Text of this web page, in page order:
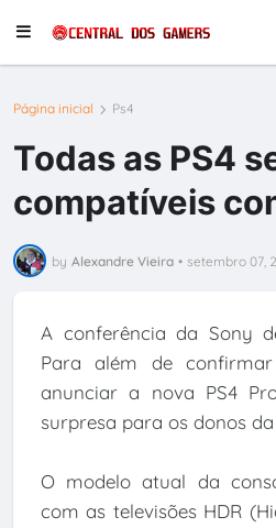
Página inicial Ps4
Todas as PS4
compatíveis
by Alexandre Vieira • setembro 07,
A conferência da Sony
Para além de
anunciar a nova PS4
surpresa para os donos da
O modelo atual da
com as televisões HDR